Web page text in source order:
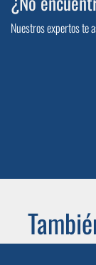
Nuestros expertos te